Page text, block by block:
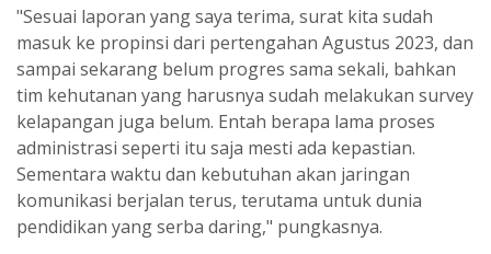
"Sesuai laporan yang saya terima, surat kita sudah
masuk ke propinsi dari pertengahan Agustus 2023, dan
sampai sekarang belum progres sama sekali, bahkan
tim kehutanan yang harusnya sudah melakukan survey
kelapangan juga belum. Entah berapa lama proses
administrasi seperti itu saja mesti ada kepastian.
Sementara waktu dan kebutuhan akan jaringan
komunikasi berjalan terus, terutama untuk dunia
pendidikan yang serba daring," pungkasnya.